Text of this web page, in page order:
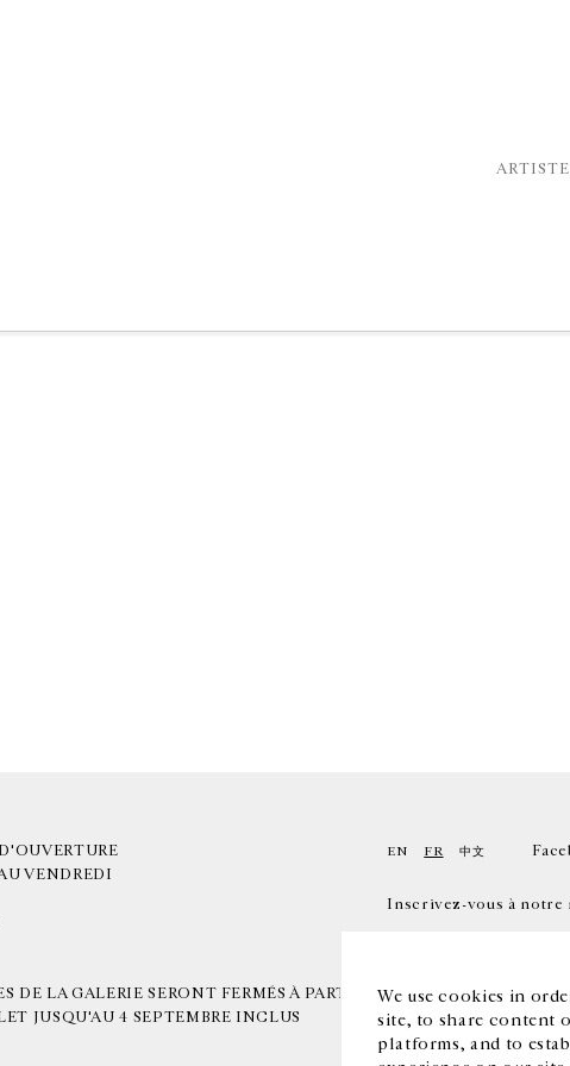
We use cookies in
site, to share content
platforms, and to
ARTISTE
VENDREDI
DE LA GALERIE SERONT FERMÉS À PARTIR
JUSQU'AU 4 SEPTEMBRE INCLUS
EN FR 中文
Inscrivez-vous à notre